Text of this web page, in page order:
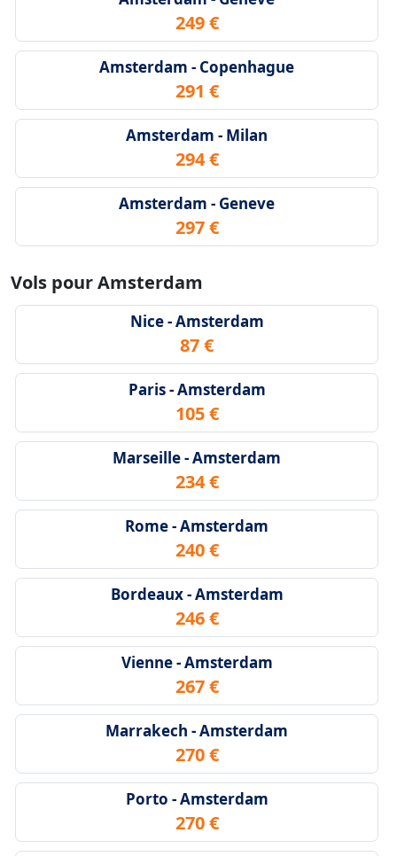
249 €
Amsterdam - Copenhague
291 €
Amsterdam - Milan
294 €
Amsterdam - Geneve
297 €
Vols pour Amsterdam
Nice - Amsterdam
87 €
Paris - Amsterdam
105 €
Marseille - Amsterdam
234 €
Rome - Amsterdam
240 €
Bordeaux - Amsterdam
246 €
Vienne - Amsterdam
267 €
Marrakech - Amsterdam
270 €
Porto - Amsterdam
270 €